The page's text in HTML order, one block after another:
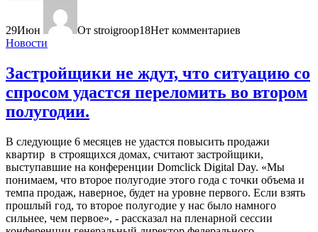
29Июн От stroigroop18Нет комментариев
Новости
Застройщики не ждут, что ситуацию со
спросом удастся переломить во втором
полугодии.
В следующие 6 месяцев не удастся повысить продажи
квартир в строящихся домах, считают застройщики,
выступавшие на конференции Domclick Digital Day. «Мы
понимаем, что второе полугодие этого года с точки объема и
темпа продаж, наверное, будет на уровне первого. Если взять
прошлый год, то второе полугодие у нас было намного
сильнее, чем первое», - рассказал на пленарной сессии